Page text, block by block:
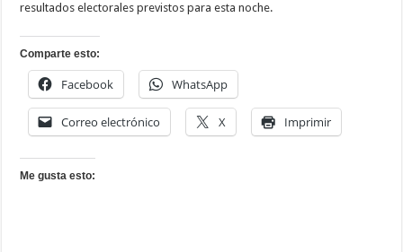
resultados electorales previstos para esta noche.
Comparte esto:
Facebook WhatsApp
Correo electrónico X Imprimir
Me gusta esto: